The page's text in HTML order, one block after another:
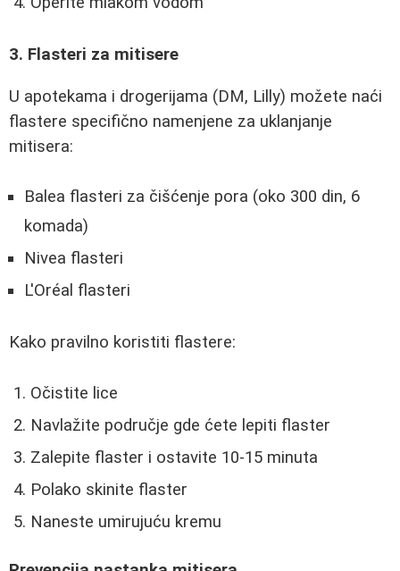
3. Flasteri za mitisere
U apotekama i drogerijama (DM, Lilly) možete naći
flastere specifično namenjene za uklanjanje
mitisera:
Balea flasteri za čišćenje pora (oko 300 din, 6
komada)
Nivea flasteri
L'Oréal flasteri
Kako pravilno koristiti flastere:
Očistite lice
Navlažite područje gde ćete lepiti flaster
Zalepite flaster i ostavite 10-15 minuta
Polako skinite flaster
Naneste umirujuću kremu